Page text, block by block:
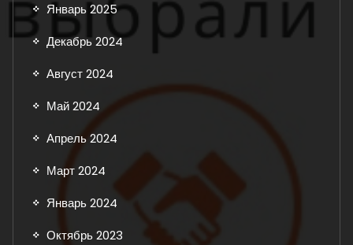
Январь 2025
Декабрь 2024
Август 2024
Май 2024
Апрель 2024
Март 2024
Январь 2024
Октябрь 2023